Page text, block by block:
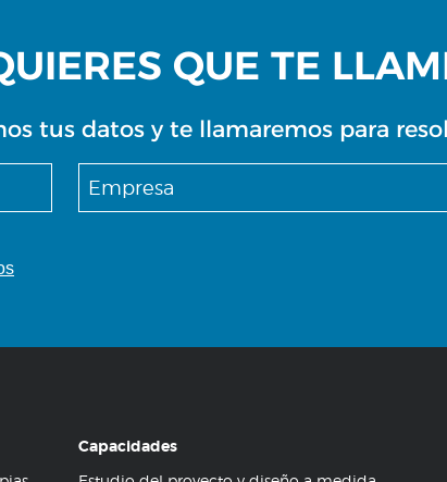
QUE TE
tus datos y te llamaremos para
Capacidades